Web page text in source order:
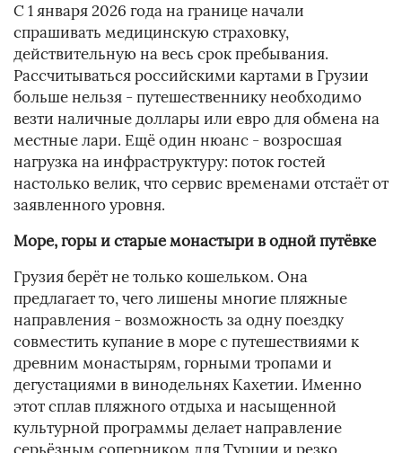
С 1 января 2026 года на границе начали
спрашивать медицинскую страховку,
действительную на весь срок пребывания.
Рассчитываться российскими картами в Грузии
больше нельзя - путешественнику необходимо
везти наличные доллары или евро для обмена на
местные лари. Ещё один нюанс - возросшая
нагрузка на инфраструктуру: поток гостей
настолько велик, что сервис временами отстаёт от
заявленного уровня.
Море, горы и старые монастыри в одной путёвке
Грузия берёт не только кошельком. Она
предлагает то, чего лишены многие пляжные
направления - возможность за одну поездку
совместить купание в море с путешествиями к
древним монастырям, горными тропами и
дегустациями в винодельнях Кахетии. Именно
этот сплав пляжного отдыха и насыщенной
культурной программы делает направление